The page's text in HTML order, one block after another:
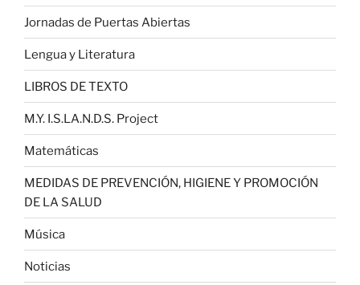
Jornadas de Puertas Abiertas
Lengua y Literatura
LIBROS DE TEXTO
M.Y. I.S.LA.N.D.S. Project
Matemáticas
MEDIDAS DE PREVENCIÓN, HIGIENE Y PROMOCIÓN
DE LA SALUD
Música
Noticias